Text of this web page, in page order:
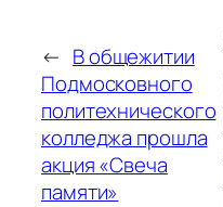
← В общежитии
Подмосковного
политехнического
колледжа прошла
акция «Свеча
памяти»